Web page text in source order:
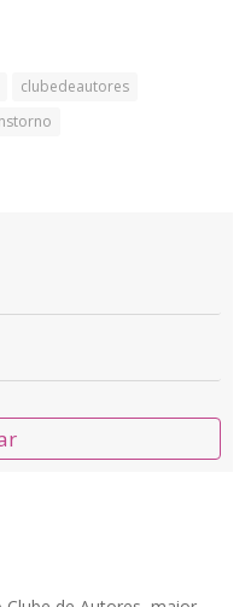
clubedeautores